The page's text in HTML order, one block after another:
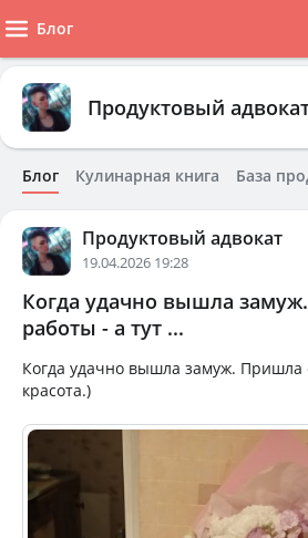
Блог
Продуктовый
Блог Кулинарная книга База
Продуктовый адвокат
19.04.2026 19:28
Когда удачно вышла
работы - а тут ...
Когда удачно вышла замуж. Пришла
красота.)